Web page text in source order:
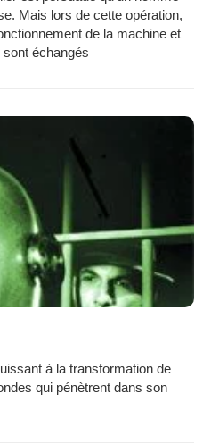
Mais lors de cette opération,
de la machine et
échangés
à la transformation de
qui pénètrent dans son